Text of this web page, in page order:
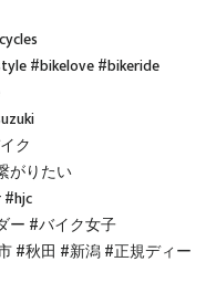
#bikelove #bikeride
ク
がりたい
#hjc
ー #バイク女子
#秋田 #新潟 #正規ディー